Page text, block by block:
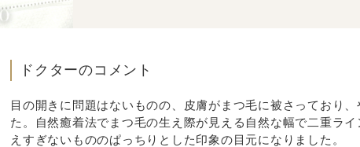
ドクターのコメント
目の開きに問題はないものの、皮膚がまつ毛に被さっており
た。自然癒着法でまつ毛の生え際が見える自然な幅で二重ラ
えすぎないもののぱっちりとした印象の目元になりました。